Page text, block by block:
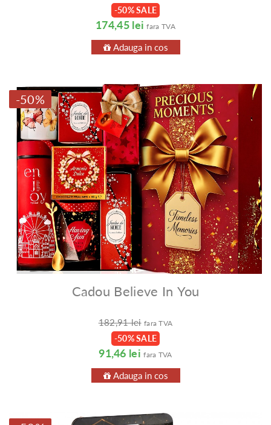
-50% SALE
174,45 lei fara TVA
Adauga in cos
-50%
Cadou Believe In You
182,91 lei fara TVA
-50% SALE
91,46 lei fara TVA
Adauga in cos